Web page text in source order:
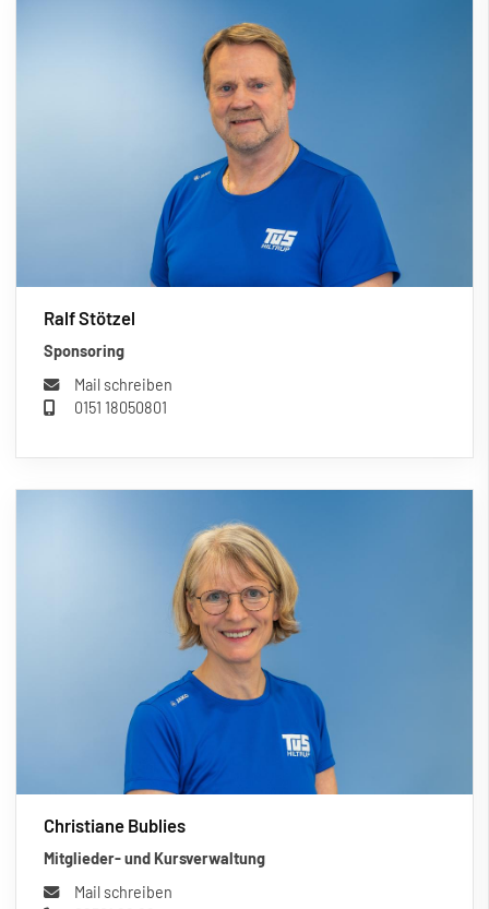
Ralf Stötzel
Sponsoring
Mail schreiben
0151 18050801
Christiane Bublies
Mitglieder- und Kursverwaltung
Mail schreiben